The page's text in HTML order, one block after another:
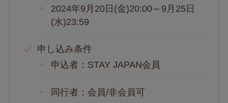
2024年9月20日(金)20:00～9月25日
(水)23:59
申し込み条件
申込者：STAY JAPAN会員
同行者：会員/非会員可